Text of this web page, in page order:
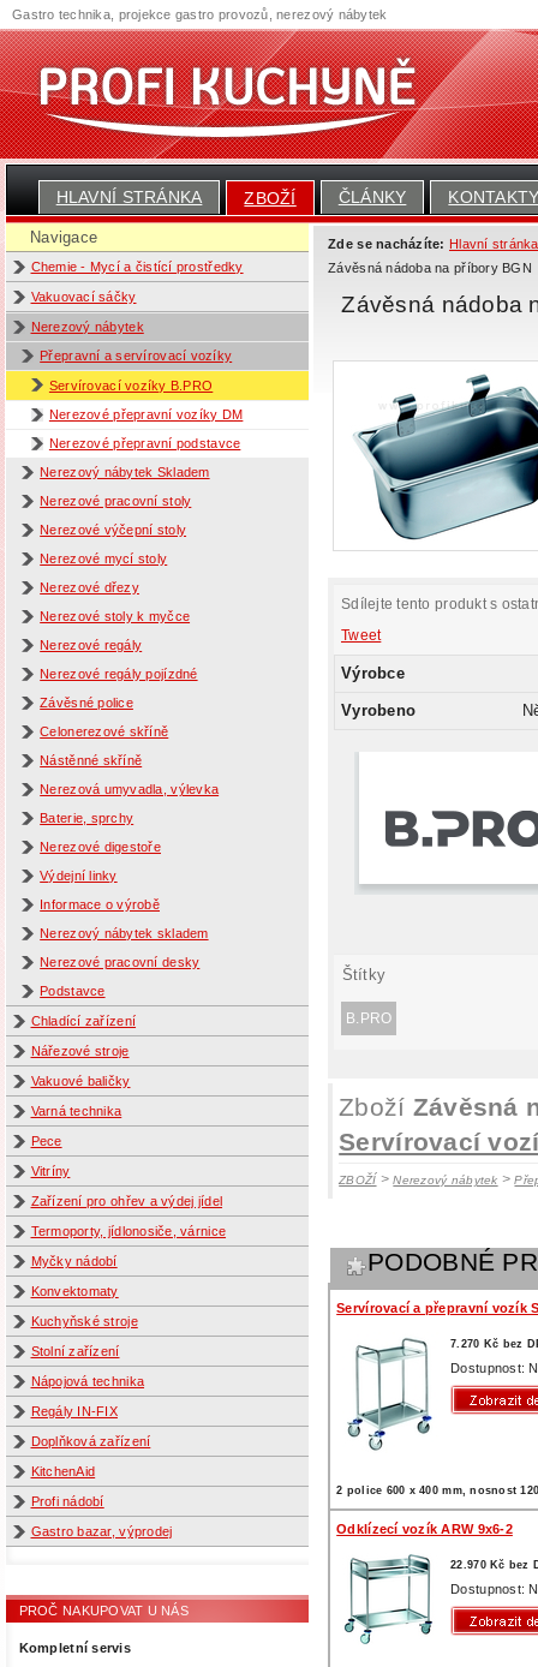
HLAVNÍ STRÁNKA ZBOŽÍ ČLÁNKY
Navigace
Chemie - Mycí a čistící prostředky
Vakuovací sáčky
Nerezový nábytek
Přepravní a servírovací vozíky
Servírovací vozíky B.PRO
Nerezové přepravní vozíky DM
Nerezové přepravní podstavce
Nerezový nábytek Skladem
Nerezové pracovní stoly
Nerezové výčepní stoly
Nerezové mycí stoly
Nerezové dřezy
Nerezové stoly k myčce
Nerezové regály
Nerezové regály pojízdné
Závěsné police
Celonerezové skříně
Nástěnné skříně
Nerezová umyvadla, výlevka
Baterie, sprchy
Nerezové digestoře
Výdejní linky
Informace o výrobě
Nerezový nábytek skladem
Nerezové pracovní desky
Podstavce
Chladící zařízení
Nářezové stroje
Vakuové baličky
Varná technika
Pece
Vitríny
Zařízení pro ohřev a výdej jídel
Termoporty, jídlonosiče, várnice
Myčky nádobí
Konvektomaty
Kuchyňské stroje
Stolní zařízení
Nápojová technika
Regály IN-FIX
Doplňková zařízení
KitchenAid
Profi nádobí
Gastro bazar, výprodej
PROČ NAKUPOVAT U NÁS
Kompletní servis
Zde se nacházíte: Hlavní stránka
Závěsná nádoba na příbory BGN
Závěsná nádoba
Sdílejte tento produkt s
Tweet
Výrobce
Vyrobeno
Štítky
B.PRO
Zboží Závěsná
Servírovací
ZBOŽÍ >Nerezový nábytek >
PODOBNÉ
Servírovací a přepravní vozík
7.270 Kč bez
Dostupnost:
2 police 600 x 400 mm, nosnost
Odklízecí vozík ARW 9x6-2
22.970 Kč bez
Dostupnost:
Gastro technika, projekce gastro provozů, nerezový nábytek